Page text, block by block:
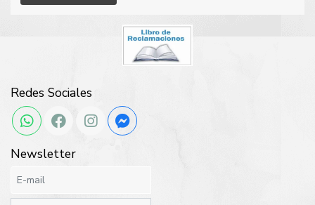
Redes Sociales
Newsletter